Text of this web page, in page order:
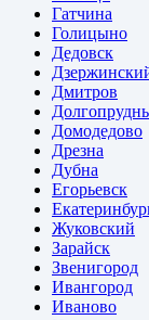
Гатчина
Голицыно
Дедовск
Дмитров
Домодедово
Дрезна
Дубна
Егорьевск
Жуковский
Зарайск
Звенигород
Ивангород
Иваново